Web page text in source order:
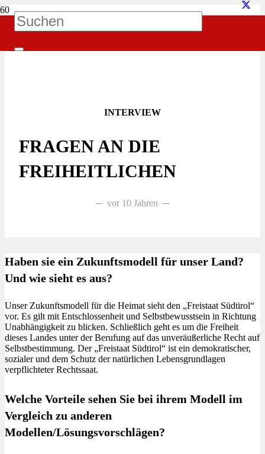
iatz!
Interviews
INTERVIEW
FRAGEN AN DIE
FREIHEITLICHEN
vor 10 Jahren
Haben sie ein Zukunftsmodell für unser Land?
Und wie sieht es aus?
Unser Zukunftsmodell für die Heimat sieht den „Freistaat Südtirol“
vor. Es gilt mit Entschlossenheit und Selbstbewusstsein in Richtung
Unabhängigkeit zu blicken. Schließlich geht es um die Freiheit
dieses Landes unter der Berufung auf das unveräußerliche Recht auf
Selbstbestimmung. Der „Freistaat Südtirol“ ist ein demokratischer,
sozialer und dem Schutz der natürlichen Lebensgrundlagen
verpflichteter Rechtssaat.
Welche Vorteile sehen Sie bei ihrem Modell im
Vergleich zu anderen
Modellen/Lösungsvorschlägen?